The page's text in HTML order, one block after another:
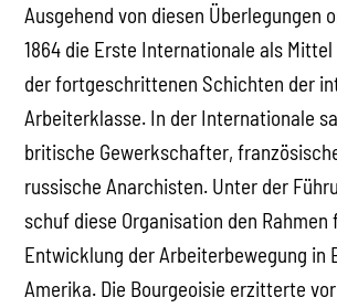
Ausgehend von diesen Überlegungen
1864 die Erste Internationale als
der fortgeschrittenen Schichten der
Arbeiterklasse. In der Internationale
britische Gewerkschafter,
russische Anarchisten. Unter der
schuf diese Organisation den Rahmen
Entwicklung der Arbeiterbewegung in
Amerika. Die Bourgeoisie erzitterte